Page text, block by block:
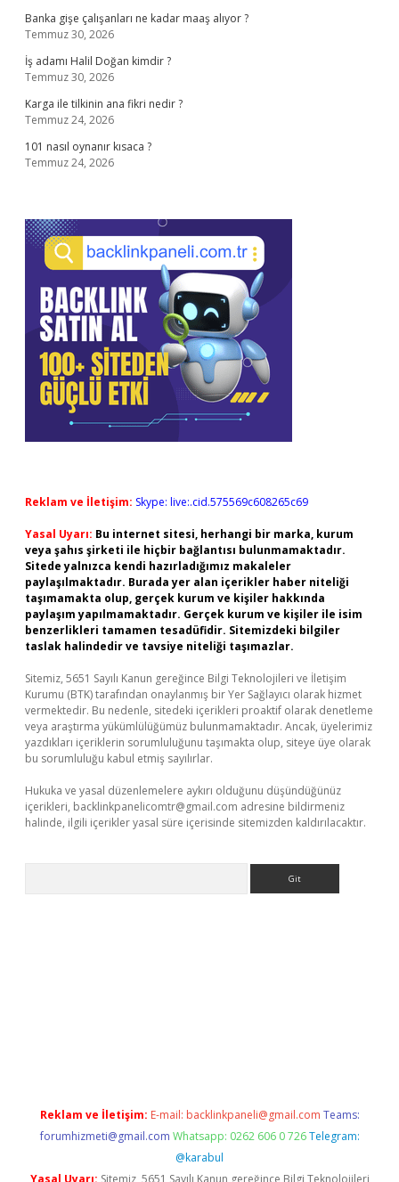
Banka gişe çalışanları ne kadar maaş alıyor ?
Temmuz 30, 2026
İş adamı Halil Doğan kimdir ?
Temmuz 30, 2026
Karga ile tilkinin ana fikri nedir ?
Temmuz 24, 2026
101 nasıl oynanır kısaca ?
Temmuz 24, 2026
Reklam ve İletişim: Skype: live:.cid.575569c608265c69
Yasal Uyarı: Bu internet sitesi, herhangi bir marka, kurum
veya şahıs şirketi ile hiçbir bağlantısı bulunmamaktadır.
Sitede yalnızca kendi hazırladığımız makaleler
paylaşılmaktadır. Burada yer alan içerikler haber niteliği
taşımamakta olup, gerçek kurum ve kişiler hakkında
paylaşım yapılmamaktadır. Gerçek kurum ve kişiler ile isim
benzerlikleri tamamen tesadüfidir. Sitemizdeki bilgiler
taslak halindedir ve tavsiye niteliği taşımazlar.
Sitemiz, 5651 Sayılı Kanun gereğince Bilgi Teknolojileri ve İletişim
Kurumu (BTK) tarafından onaylanmış bir Yer Sağlayıcı olarak hizmet
vermektedir. Bu nedenle, sitedeki içerikleri proaktif olarak denetleme
veya araştırma yükümlülüğümüz bulunmamaktadır. Ancak, üyelerimiz
yazdıkları içeriklerin sorumluluğunu taşımakta olup, siteye üye olarak
bu sorumluluğu kabul etmiş sayılırlar.
Hukuka ve yasal düzenlemelere aykırı olduğunu düşündüğünüz
içerikleri, backlinkpanelicomtr@gmail.com adresine bildirmeniz
halinde, ilgili içerikler yasal süre içerisinde sitemizden kaldırılacaktır.
Reklam ve İletişim: E-mail: backlinkpaneli@gmail.com Teams:
forumhizmeti@gmail.com Whatsapp: 0262 606 0 726 Telegram:
@karabul
Yasal Uyarı: Sitemiz, 5651 Sayılı Kanun gereğince Bilgi Teknolojileri